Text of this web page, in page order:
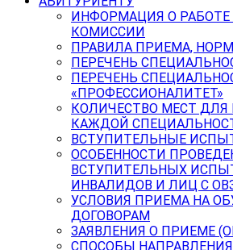
ИНФОРМАЦИЯ О
КОМИССИИ
ПРАВИЛА ПРИЕМА,
ПЕРЕЧЕНЬ
ПЕРЕЧЕНЬ
«ПРОФЕССИОНАЛИТЕТ»
КОЛИЧЕСТВО МЕСТ
КАЖДОЙ
ВСТУПИТЕЛЬНЫЕ
ОСОБЕННОСТИ
ВСТУПИТЕЛЬНЫХ
ИНВАЛИДОВ И ЛИЦ С
УСЛОВИЯ ПРИЕМА НА
ДОГОВОРАМ
ЗАЯВЛЕНИЯ О ПРИЕМЕ
СПОСОБЫ